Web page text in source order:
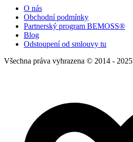
O nás
Obchodní podmínky
Partnerský program BEMOSS®
Blog
Odstoupení od smlouvy tu
Všechna práva vyhrazena © 2014 - 2025